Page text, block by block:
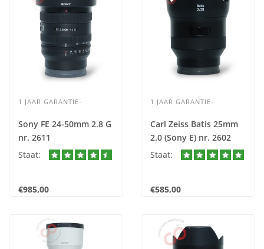
1 JAAR GARANTIE-
Sony FE 24-50mm 2.8 G
nr. 2611
Staat:
€985,00
1 JAAR GARANTIE-
Carl Zeiss Batis 25mm
2.0 (Sony E) nr. 2602
Staat:
€585,00